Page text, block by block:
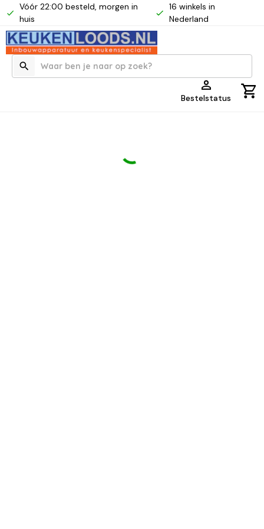
Vóór 22:00 besteld, morgen in
huis
16 winkels in
Nederland
Bestelstatus